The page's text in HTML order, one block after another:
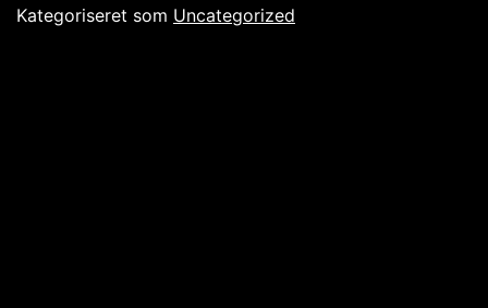
Kategoriseret som Uncategorized